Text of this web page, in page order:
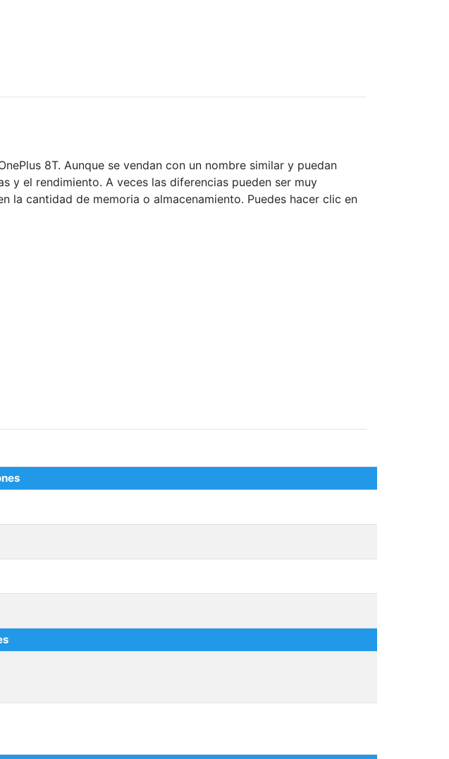
8T. Aunque se vendan con un nombre similar y puedan
y el rendimiento. A veces las diferencias pueden ser muy
la cantidad de memoria o almacenamiento. Puedes hacer clic en